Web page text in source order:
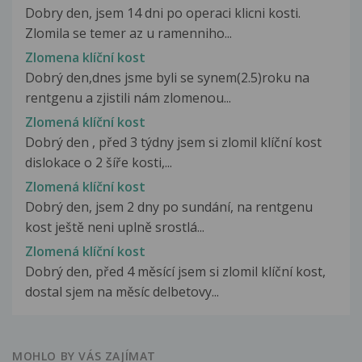
Dobry den, jsem 14 dni po operaci klicni kosti.
Zlomila se temer az u ramenniho...
Zlomena klíční kost
Dobrý den,dnes jsme byli se synem(2.5)roku na
rentgenu a zjistili nám zlomenou...
Zlomená klíční kost
Dobrý den , před 3 týdny jsem si zlomil klíční kost
dislokace o 2 šíře kosti,...
Zlomená klíční kost
Dobrý den, jsem 2 dny po sundání, na rentgenu
kost ještě neni uplně srostlá...
Zlomená klíční kost
Dobrý den, před 4 měsící jsem si zlomil klíční kost,
dostal sjem na měsíc delbetovy...
MOHLO BY VÁS ZAJÍMAT